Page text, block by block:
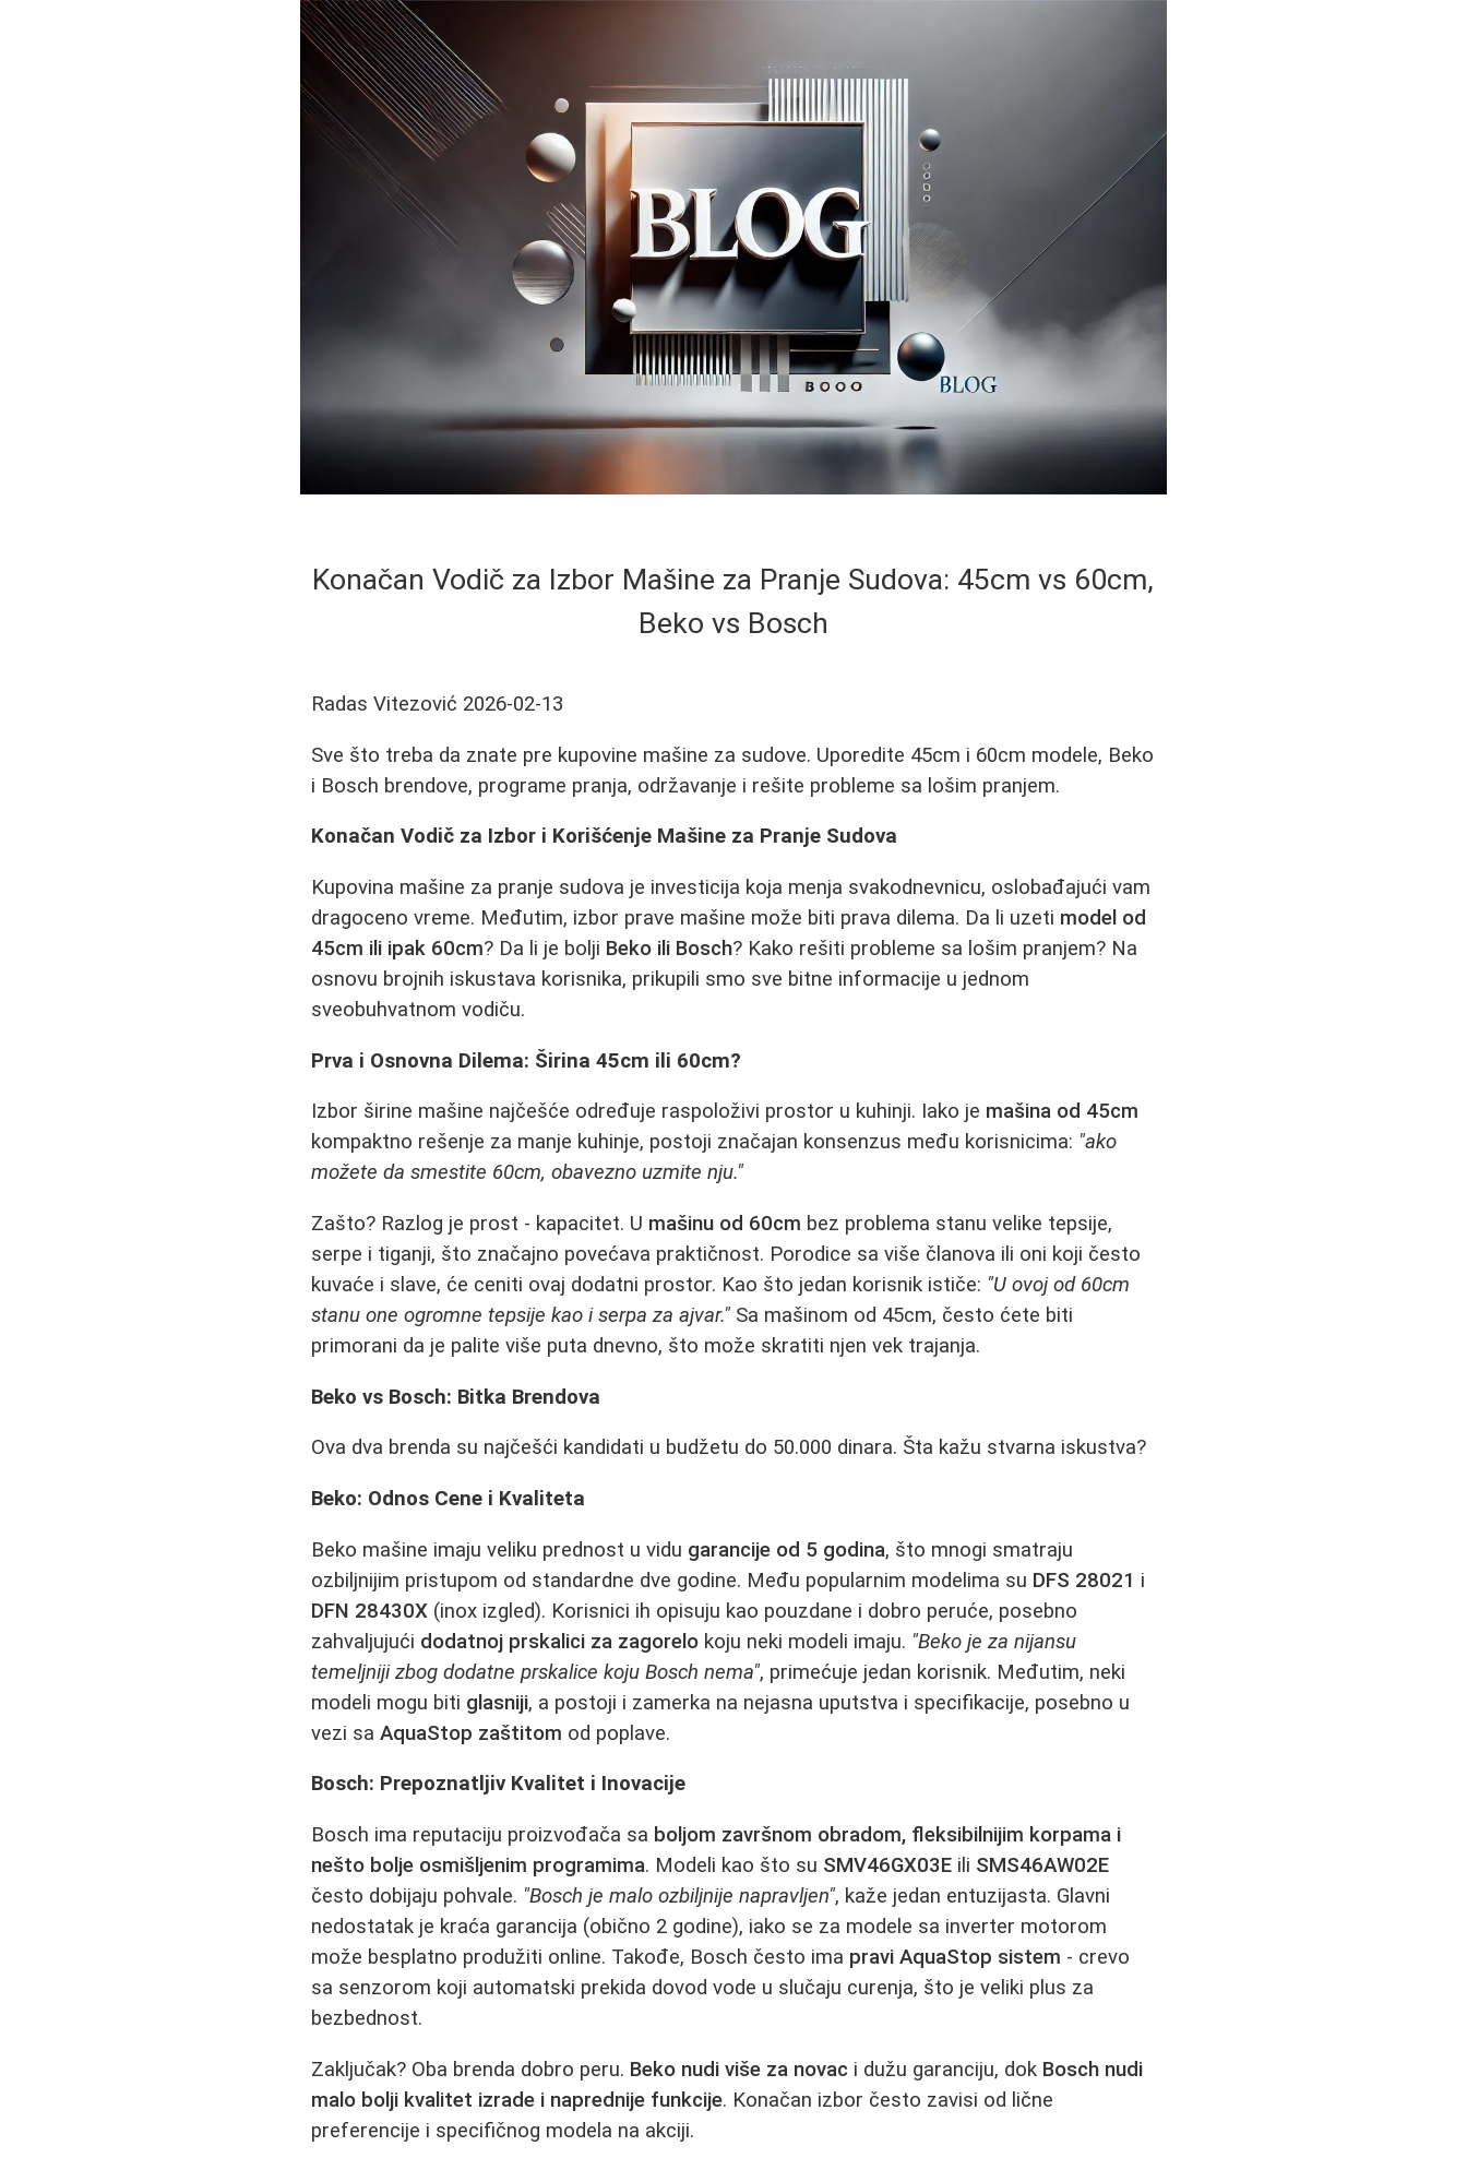
Konačan Vodič za Izbor Mašine za Pranje Sudova: 45cm vs 60cm,
Beko vs Bosch
Radas Vitezović 2026-02-13
Sve što treba da znate pre kupovine mašine za sudove. Uporedite 45cm i 60cm modele, Beko
i Bosch brendove, programe pranja, održavanje i rešite probleme sa lošim pranjem.
Konačan Vodič za Izbor i Korišćenje Mašine za Pranje Sudova
Kupovina mašine za pranje sudova je investicija koja menja svakodnevnicu, oslobađajući vam
dragoceno vreme. Međutim, izbor prave mašine može biti prava dilema. Da li uzeti model od
45cm ili ipak 60cm? Da li je bolji Beko ili Bosch? Kako rešiti probleme sa lošim pranjem? Na
osnovu brojnih iskustava korisnika, prikupili smo sve bitne informacije u jednom
sveobuhvatnom vodiču.
Prva i Osnovna Dilema: Širina 45cm ili 60cm?
Izbor širine mašine najčešće određuje raspoloživi prostor u kuhinji. Iako je mašina od 45cm
kompaktno rešenje za manje kuhinje, postoji značajan konsenzus među korisnicima: "ako
možete da smestite 60cm, obavezno uzmite nju."
Zašto? Razlog je prost - kapacitet. U mašinu od 60cm bez problema stanu velike tepsije,
serpe i tiganji, što značajno povećava praktičnost. Porodice sa više članova ili oni koji često
kuvaće i slave, će ceniti ovaj dodatni prostor. Kao što jedan korisnik ističe: "U ovoj od 60cm
stanu one ogromne tepsije kao i serpa za ajvar." Sa mašinom od 45cm, često ćete biti
primorani da je palite više puta dnevno, što može skratiti njen vek trajanja.
Beko vs Bosch: Bitka Brendova
Ova dva brenda su najčešći kandidati u budžetu do 50.000 dinara. Šta kažu stvarna iskustva?
Beko: Odnos Cene i Kvaliteta
Beko mašine imaju veliku prednost u vidu garancije od 5 godina, što mnogi smatraju
ozbiljnijim pristupom od standardne dve godine. Među popularnim modelima su DFS 28021 i
DFN 28430X (inox izgled). Korisnici ih opisuju kao pouzdane i dobro peruće, posebno
zahvaljujući dodatnoj prskalici za zagorelo koju neki modeli imaju. "Beko je za nijansu
temeljniji zbog dodatne prskalice koju Bosch nema", primećuje jedan korisnik. Međutim, neki
modeli mogu biti glasniji, a postoji i zamerka na nejasna uputstva i specifikacije, posebno u
vezi saAquaStop zaštitom od poplave.
Bosch: Prepoznatljiv Kvalitet i Inovacije
Bosch ima reputaciju proizvođača sa boljom završnom obradom, fleksibilnijim korpama i
nešto bolje osmišljenim programima. Modeli kao što su SMV46GX03E ili SMS46AW02E
često dobijaju pohvale. "Bosch je malo ozbiljnije napravljen", kaže jedan entuzijasta. Glavni
nedostatak je kraća garancija (obično 2 godine), iako se za modele sa inverter motorom
može besplatno produžiti online. Takođe, Bosch često ima pravi AquaStop sistem - crevo
sa senzorom koji automatski prekida dovod vode u slučaju curenja, što je veliki plus za
bezbednost.
Zaključak? Oba brenda dobro peru. Beko nudi više za novac i dužu garanciju, dok Bosch nudi
malo bolji kvalitet izrade i naprednije funkcije. Konačan izbor često zavisi od lične
preferencije i specifičnog modela na akciji.